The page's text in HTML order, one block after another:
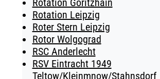
Rotation Göritzhain
Rotation Leipzig
Roter Stern Leipzig
Rotor Wolgograd
RSC Anderlecht
RSV Eintracht 1949
Teltow/Kleinmnow/Stahnsdorf